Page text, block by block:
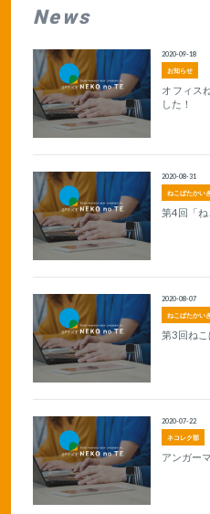
News
お知らせ
2020-09-18
オフィス
した！
ねこばたかい
2020-08-31
第4回「ね
ねこばたかい
2020-08-07
第3回ねこ
ネコレク部
2020-07-22
アンガー